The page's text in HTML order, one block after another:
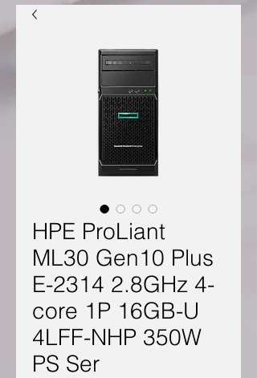
HPE ProLiant
ML30 Gen10 Plus
E-2314 2.8GHz 4-
core 1P 16GB-U
4LFF-NHP 350W
PS Ser